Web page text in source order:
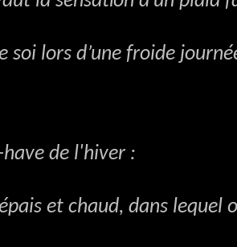
soi lors d’une froide
de l'hiver :
et chaud, dans lequel